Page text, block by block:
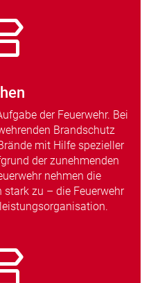
der Feuerwehr. Bei
Brandschutz
mit Hilfe spezieller
der zunehmenden
nehmen die
zu – die Feuerwehr